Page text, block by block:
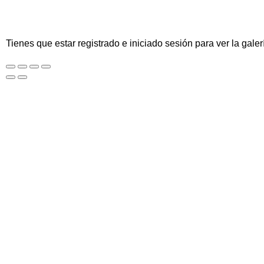
Tienes que estar registrado e iniciado sesión para ver la